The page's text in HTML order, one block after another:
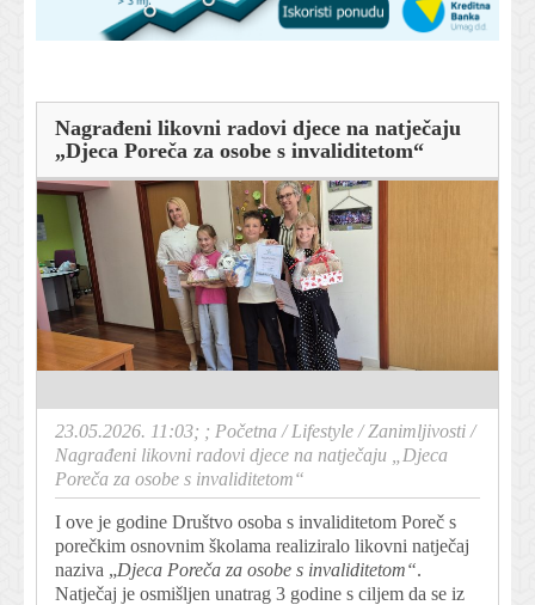
Nagrađeni likovni radovi djece na natječaju
„Djeca Poreča za osobe s invaliditetom“
23.05.2026. 11:03; ; Početna /Lifestyle /Zanimljivosti /
Nagrađeni likovni radovi djece na natječaju „Djeca
Poreča za osobe s invaliditetom“
I ove je godine Društvo osoba s invaliditetom Poreč s
porečkim osnovnim školama realiziralo likovni natječaj
naziva „Djeca Poreča za osobe s invaliditetom“.
Natječaj je osmišljen unatrag 3 godine s ciljem da se iz